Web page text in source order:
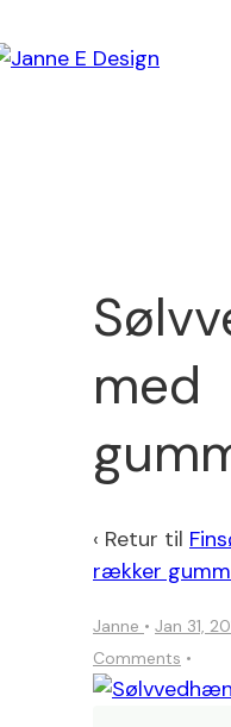
Hop
med
‹ Retur til
rækker
Janne • Jan 31,
Comments